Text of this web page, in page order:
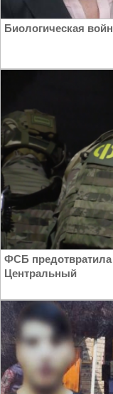
Биологическая
ФСБ предотвратила
Центральный